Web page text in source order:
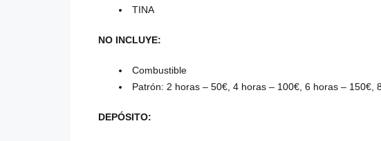
TINA
NO INCLUYE:
Combustible
Patrón: 2 horas – 50€, 4 horas – 100€, 6 horas – 150€,
DEPÓSITO: